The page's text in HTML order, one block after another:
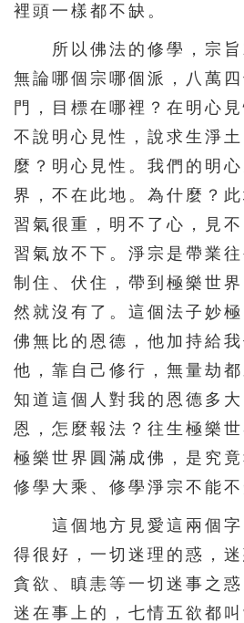
581 582
586 587 588
591 592 593
596 597 598
601 602 603
611 612 613
616 617 618
621 622 623
626 627 628
636 637 638
641 642 643
裡頭一樣都不缺。
所以佛法的修學，宗旨
無論哪個宗哪個派，八萬
門，目標在哪裡？在明心
不說明心見性，說求生淨
麼？明心見性。我們的明
界，不在此地。為什麼？
習氣很重，明不了心，見
習氣放不下。淨宗是帶業
制住、伏住，帶到極樂世
然就沒有了。這個法子妙
佛無比的恩德，他加持給
他，靠自己修行，無量劫
知道這個人對我的恩德多
恩，怎麼報法？往生極樂
極樂世界圓滿成佛，是究竟
修學大乘、修學淨宗不能不
這個地方見愛這兩個字
得很好，一切迷理的惑，迷
貪欲、瞋恚等一切迷事之惑
迷在事上的，七情五欲都